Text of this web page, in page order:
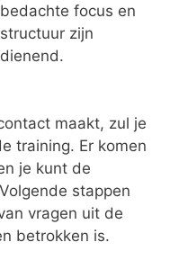
bedachte focus en
structuur zijn
dienend.
maakt, zul je
training. Er komen
je kunt de
stappen
vragen uit de
betrokken is.